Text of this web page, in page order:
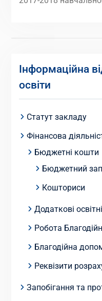
Інформаційна
освіти
Статут закладу
Фінансова
Бюджетні кошти
Бюджетний
Кошториси
Додаткові
Робота
Благодійна
Реквізити
Запобігання та